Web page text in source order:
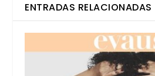
ENTRADAS RELACIONADAS